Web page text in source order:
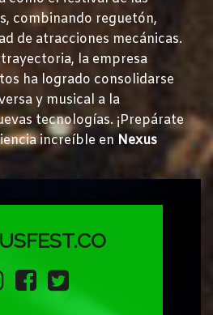
combinando reguetón,
de atracciones mecánicas.
la empresa
ha logrado consolidarse
y musical a la
tecnologías. ¡Prepárate
increíble en Nexus